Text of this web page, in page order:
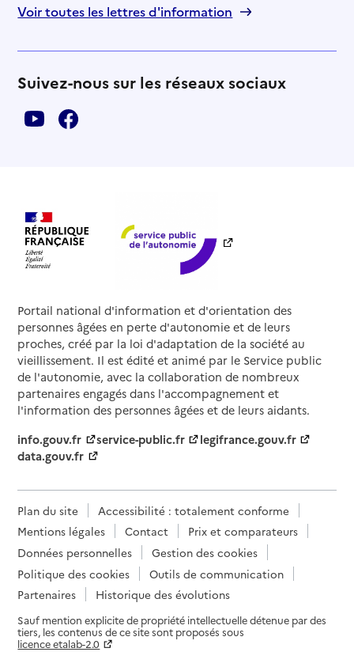
Voir toutes les lettres d'information
Suivez-nous sur les réseaux sociaux
Portail national d'information et d'orientation des
personnes âgées en perte d'autonomie et de leurs
proches, créé par la loi d'adaptation de la société au
vieillissement. Il est édité et animé par le Service public
de l'autonomie, avec la collaboration de nombreux
partenaires engagés dans l'accompagnement et
l'information des personnes âgées et de leurs aidants.
info.gouv.fr
service-public.fr
legifrance.gouv.fr
data.gouv.fr
Plan du site
Accessibilité : totalement conforme
Mentions légales
Contact
Prix et comparateurs
Données personnelles
Gestion des cookies
Politique des cookies
Outils de communication
Partenaires
Historique des évolutions
Sauf mention explicite de propriété intellectuelle détenue par des
tiers, les contenus de ce site sont proposés sous
licence etalab-2.0